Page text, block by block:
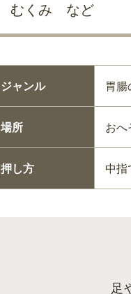
むくみ など
ジャンル 胃
場所 おへ
押し方 中指
足